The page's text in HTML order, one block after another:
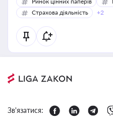
Страхова діяльність
+2
Зв'язатися: